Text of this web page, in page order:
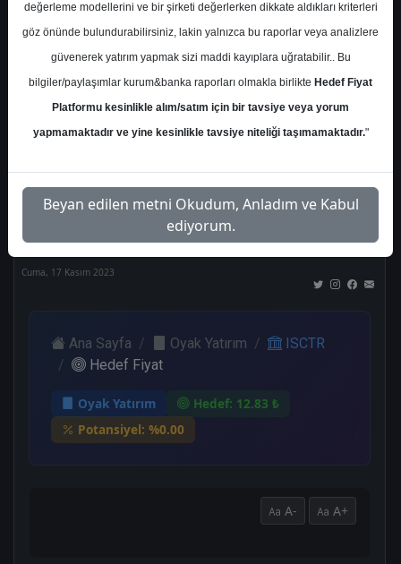
Kurum Sayısı
21
Al
10
Tut
1
End.
Get.
3
Endeks
Get.
4
Tavsiye
1
Cuma, 17 Kasım 2023
Ana Sayfa Oyak Yatırım
ISCTR
Hedef Fiyat
Oyak Yatırım
Hedef: 12.83 ₺
Potansiyel: %0.00
A- A+
değerleme modellerini ve bir şirketi değerlerken dikkate aldıkları kriterleri
göz önünde bulundurabilirsiniz, lakin yalnızca bu raporlar veya analizlere
güvenerek yatırım yapmak sizi maddi kayıplara uğratabilir.. Bu
bilgiler/paylaşımlar kurum&banka raporları olmakla birlikte Hedef Fiyat
Platformu kesinlikle alım/satım için bir tavsiye veya yorum
yapmamaktadır ve yine kesinlikle tavsiye niteliği taşımamaktadır."
Beyan edilen metni Okudum, Anladım ve Kabul
ediyorum.